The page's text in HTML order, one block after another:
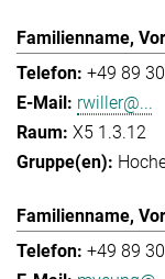
+49 89
rwiller@...
X5 1.3.12
+49 89